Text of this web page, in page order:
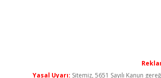
Yasal Uyarı: Sitemiz, 5651 Sayılı Kanun